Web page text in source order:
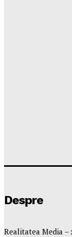
Despre
Realitatea Media